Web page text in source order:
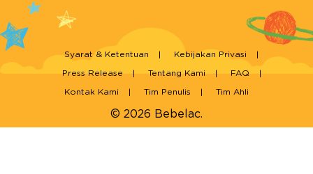
© 2026 Bebelac.
Syarat & Ketentuan Kebijakan Privasi
Press Release Tentang Kami FAQ
Kontak Kami Tim Penulis Tim Ahli